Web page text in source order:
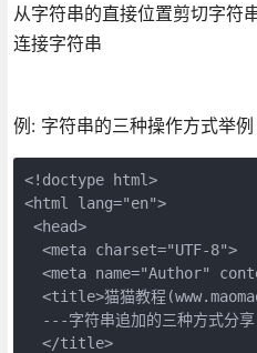
从字符串的直接位置剪切字符
连接字符串
例: 字符串的三种操作方式举例
<!doctype html>
<html lang="en">
<head>
  <meta charset="UTF-8">
<meta name="Author"
<title>猫猫教程
  ---字符串追加的三种方式分享
  </title>